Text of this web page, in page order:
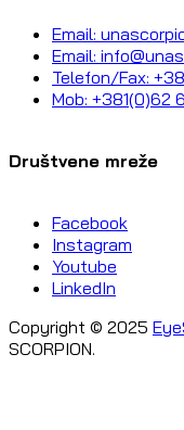
Email:
Email:
Telefon/Fax:
Mob: +381(0)62
Društvene mreže
Facebook
Instagram
Youtube
LinkedIn
Copyright © 2025
SCORPION.